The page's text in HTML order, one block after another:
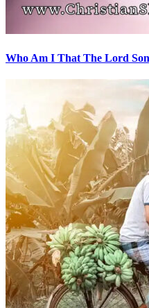
Who Am I That The Lord